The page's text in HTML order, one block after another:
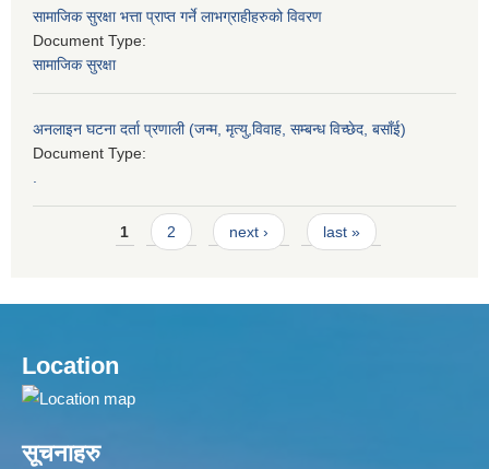
सामाजिक सुरक्षा भत्ता प्राप्त गर्ने लाभग्राहीहरुको विवरण
Document Type:
सामाजिक सुरक्षा
अनलाइन घटना दर्ता प्रणाली (जन्म, मृत्यु,विवाह, सम्बन्ध विच्छेद, बसाँई)
Document Type:
Pages1 2 next › last »
Location
सूचनाहरु